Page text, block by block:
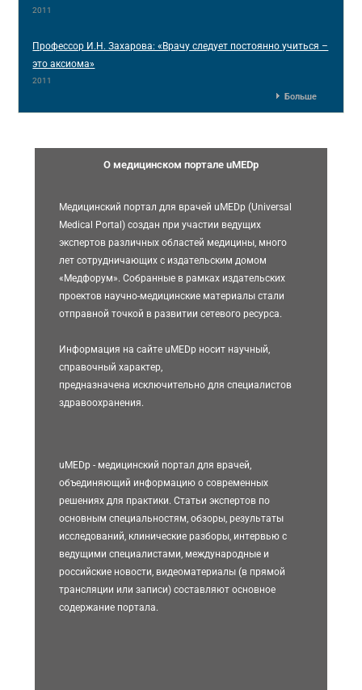
2011
Профессор И.Н. Захарова: «Врачу следует постоянно учиться –
это аксиома»
2011
Больше
О медицинском портале uMEDp
Медицинский портал для врачей uMEDp (Universal
Medical Portal) создан при участии ведущих
экспертов различных областей медицины, много
лет сотрудничающих с издательским домом
«Медфорум». Собранные в рамках издательских
проектов научно-медицинские материалы стали
отправной точкой в развитии сетевого ресурса.
Информация на сайте uMEDp носит научный,
справочный характер,
предназначена исключительно для специалистов
здравоохранения.
uMEDp - медицинский портал для врачей,
объединяющий информацию о современных
решениях для практики. Статьи экспертов по
основным специальностям, обзоры, результаты
исследований, клинические разборы, интервью с
ведущими специалистами, международные и
российские новости, видеоматериалы (в прямой
трансляции или записи) составляют основное
содержание портала.